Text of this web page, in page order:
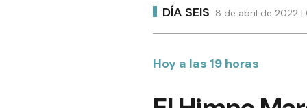
DÍA SEIS 8 de abril de 2022
Hoy a las 19 horas